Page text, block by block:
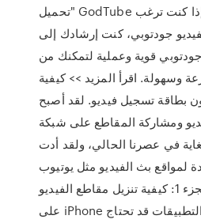
"تحميل GodTube فيديو" "نقرة واحدة" إذا كنت ترغب
جودتوبي، كنت إرشادك إلى
قوية وعملية لتمكنك من
وسهولة. اقرأ المزيد >> كيفية
بطاقة تسجيل فيديو. لقد أصبح
ومشاركة المقاطع على شبكة
في عصرنا الحالي، ولقد أدت
لمواقع بث الفيديو مثل يوتيوب
وتويتش إلى إيجاد الجزء 1: كيفية تنزيل مقاطع الفيديو
على iPhone باستخدام أداة تنزيل التطبيقات قد تحتاج